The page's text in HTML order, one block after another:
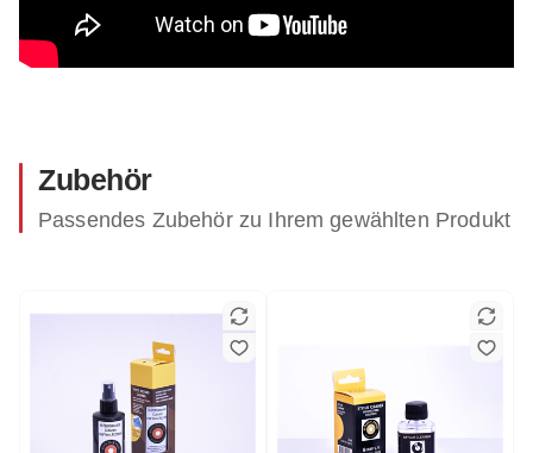
Zubehör
Passendes Zubehör zu Ihrem gewählten Produkt